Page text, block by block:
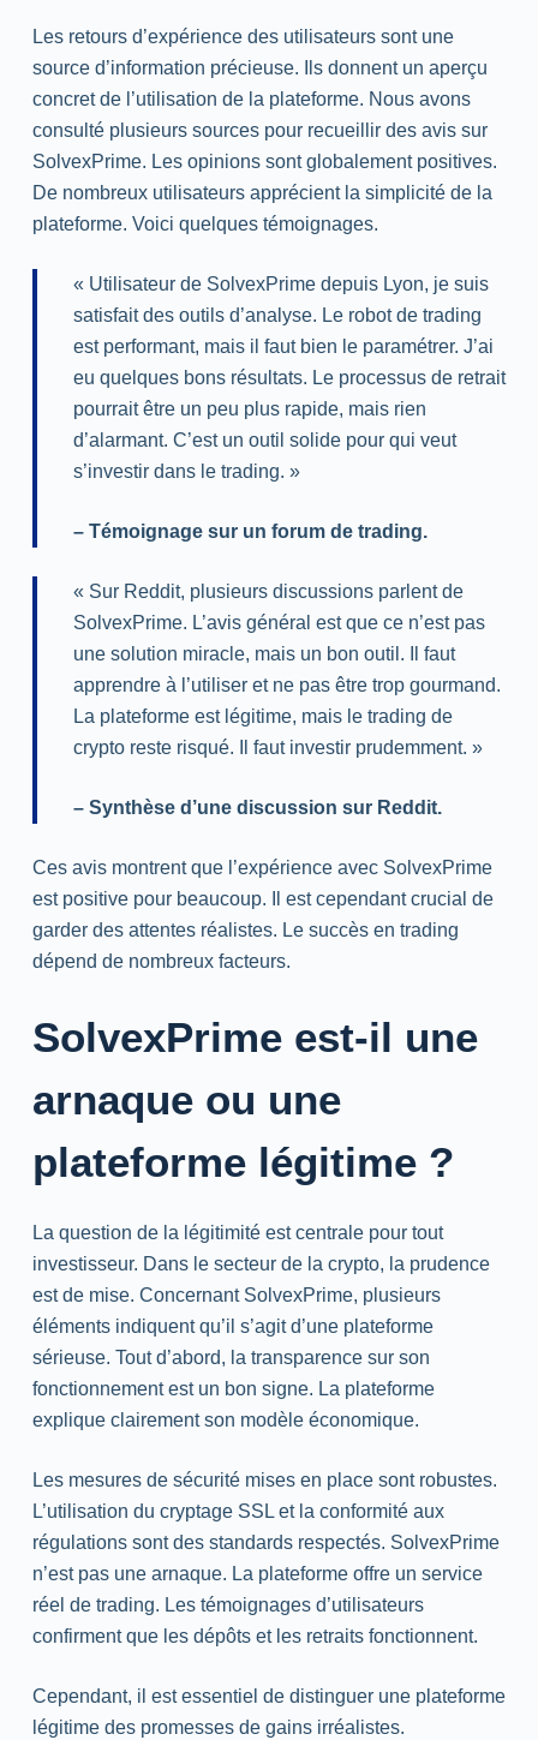
Les retours d’expérience des utilisateurs sont une
source d’information précieuse. Ils donnent un aperçu
concret de l’utilisation de la plateforme. Nous avons
consulté plusieurs sources pour recueillir des avis sur
SolvexPrime. Les opinions sont globalement positives.
De nombreux utilisateurs apprécient la simplicité de la
plateforme. Voici quelques témoignages.
« Utilisateur de SolvexPrime depuis Lyon, je suis
satisfait des outils d’analyse. Le robot de trading
est performant, mais il faut bien le paramétrer. J’ai
eu quelques bons résultats. Le processus de retrait
pourrait être un peu plus rapide, mais rien
d’alarmant. C’est un outil solide pour qui veut
s’investir dans le trading. »
– Témoignage sur un forum de trading.
« Sur Reddit, plusieurs discussions parlent de
SolvexPrime. L’avis général est que ce n’est pas
une solution miracle, mais un bon outil. Il faut
apprendre à l’utiliser et ne pas être trop gourmand.
La plateforme est légitime, mais le trading de
crypto reste risqué. Il faut investir prudemment. »
– Synthèse d’une discussion sur Reddit.
Ces avis montrent que l’expérience avec SolvexPrime
est positive pour beaucoup. Il est cependant crucial de
garder des attentes réalistes. Le succès en trading
dépend de nombreux facteurs.
SolvexPrime est-il une
arnaque ou une
plateforme légitime ?
La question de la légitimité est centrale pour tout
investisseur. Dans le secteur de la crypto, la prudence
est de mise. Concernant SolvexPrime, plusieurs
éléments indiquent qu’il s’agit d’une plateforme
sérieuse. Tout d’abord, la transparence sur son
fonctionnement est un bon signe. La plateforme
explique clairement son modèle économique.
Les mesures de sécurité mises en place sont robustes.
L’utilisation du cryptage SSL et la conformité aux
régulations sont des standards respectés. SolvexPrime
n’est pas une arnaque. La plateforme offre un service
réel de trading. Les témoignages d’utilisateurs
confirment que les dépôts et les retraits fonctionnent.
Cependant, il est essentiel de distinguer une plateforme
légitime des promesses de gains irréalistes.